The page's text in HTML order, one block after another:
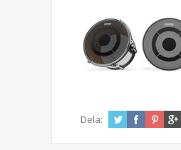
Dela: